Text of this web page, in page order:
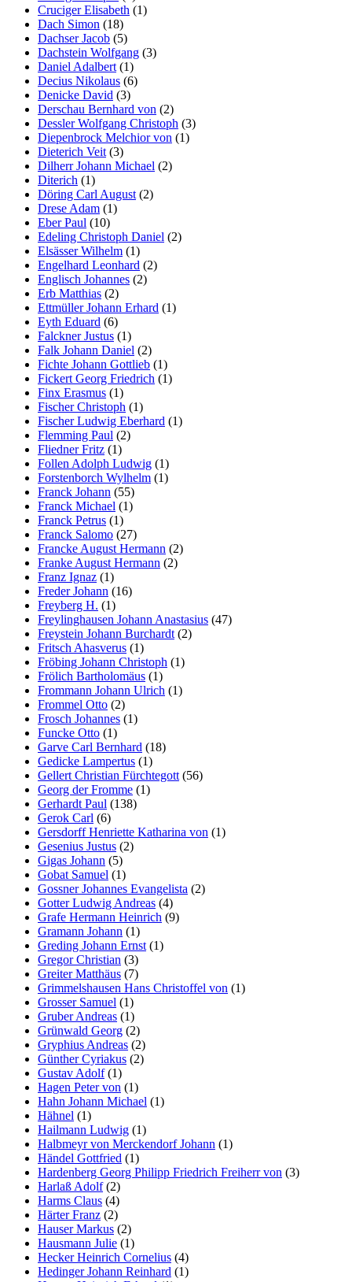
Cruciger Elisabeth (1)
Dach Simon (18)
Dachser Jacob (5)
Dachstein Wolfgang (3)
Daniel Adalbert (1)
Decius Nikolaus (6)
Denicke David (3)
Derschau Bernhard von (2)
Dessler Wolfgang Christoph (3)
Diepenbrock Melchior von (1)
Dieterich Veit (3)
Dilherr Johann Michael (2)
Diterich (1)
Döring Carl August (2)
Drese Adam (1)
Eber Paul (10)
Edeling Christoph Daniel (2)
Elsässer Wilhelm (1)
Engelhard Leonhard (2)
Englisch Johannes (2)
Erb Matthias (2)
Ettmüller Johann Erhard (1)
Eyth Eduard (6)
Falckner Justus (1)
Falk Johann Daniel (2)
Fichte Johann Gottlieb (1)
Fickert Georg Friedrich (1)
Finx Erasmus (1)
Fischer Christoph (1)
Fischer Ludwig Eberhard (1)
Flemming Paul (2)
Fliedner Fritz (1)
Follen Adolph Ludwig (1)
Forstenborch Wylhelm (1)
Franck Johann (55)
Franck Michael (1)
Franck Petrus (1)
Franck Salomo (27)
Francke August Hermann (2)
Franke August Hermann (2)
Franz Ignaz (1)
Freder Johann (16)
Freyberg H. (1)
Freylinghausen Johann Anastasius (47)
Freystein Johann Burchardt (2)
Fritsch Ahasverus (1)
Fröbing Johann Christoph (1)
Frölich Bartholomäus (1)
Frommann Johann Ulrich (1)
Frommel Otto (2)
Frosch Johannes (1)
Funcke Otto (1)
Garve Carl Bernhard (18)
Gedicke Lampertus (1)
Gellert Christian Fürchtegott (56)
Georg der Fromme (1)
Gerhardt Paul (138)
Gerok Carl (6)
Gersdorff Henriette Katharina von (1)
Gesenius Justus (2)
Gigas Johann (5)
Gobat Samuel (1)
Gossner Johannes Evangelista (2)
Gotter Ludwig Andreas (4)
Grafe Hermann Heinrich (9)
Gramann Johann (1)
Greding Johann Ernst (1)
Gregor Christian (3)
Greiter Matthäus (7)
Grimmelshausen Hans Christoffel von (1)
Grosser Samuel (1)
Gruber Andreas (1)
Grünwald Georg (2)
Gryphius Andreas (2)
Günther Cyriakus (2)
Gustav Adolf(1)
Hagen Peter von (1)
Hahn Johann Michael (1)
Hähnel (1)
Hailmann Ludwig (1)
Halbmeyr von Merckendorf Johann (1)
Händel Gottfried (1)
Hardenberg Georg Philipp Friedrich Freiherr von (3)
Harlaß Adolf(2)
Harms Claus (4)
Härter Franz (2)
Hauser Markus (2)
Hausmann Julie (1)
Hecker Heinrich Cornelius (4)
Hedinger Johann Reinhard (1)